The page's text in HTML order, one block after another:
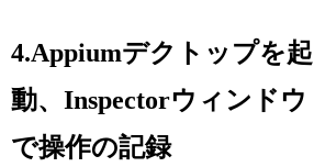
4.Appiumデクトップを起
動、Inspectorウィンドウ
で操作の記録